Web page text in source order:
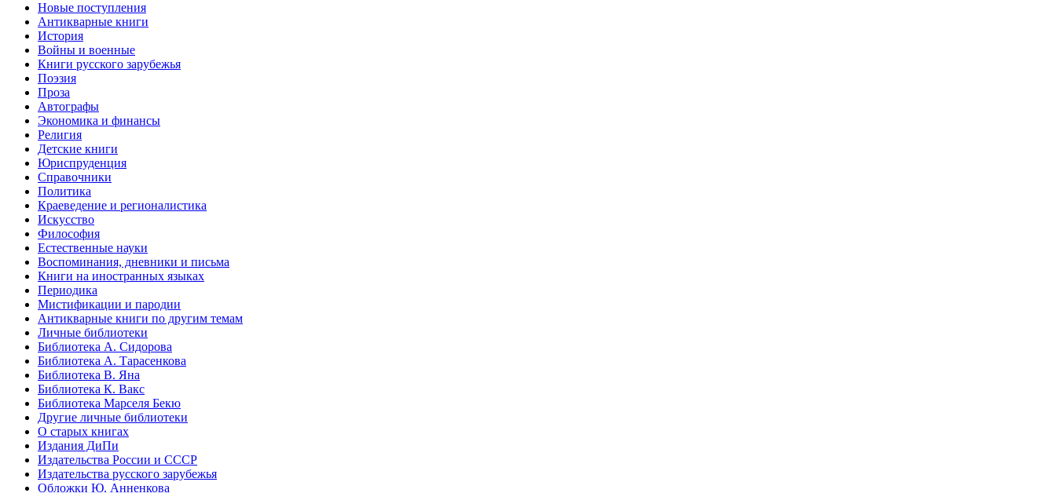
Новые поступления
Антикварные книги
История
Войны и военные
Книги русского зарубежья
Поэзия
Проза
Автографы
Экономика и финансы
Религия
Детские книги
Юриспруденция
Справочники
Политика
Краеведение и регионалистика
Искусство
Философия
Естественные науки
Воспоминания, дневники и письма
Книги на иностранных языках
Периодика
Мистификации и пародии
Антикварные книги по другим темам
Личные библиотеки
Библиотека А. Сидорова
Библиотека А. Тарасенкова
Библиотека В. Яна
Библиотека К. Вакс
Библиотека Марселя Бекю
Другие личные библиотеки
О старых книгах
Издания ДиПи
Издательства России и СССР
Издательства русского зарубежья
Обложки Ю. Анненкова